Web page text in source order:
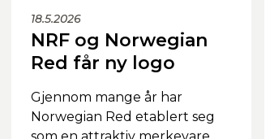
18.5.2026
NRF og Norwegian
Red får ny logo
Gjennom mange år har
Norwegian Red etablert seg